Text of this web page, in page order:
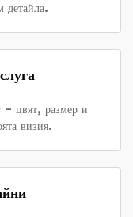
детайла.
– цвят, размер и
визия.